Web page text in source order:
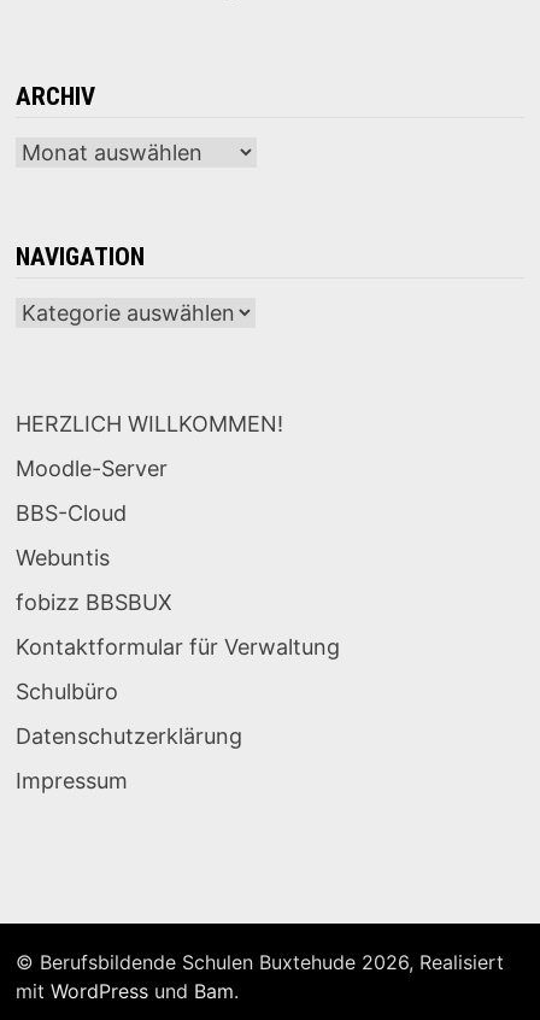
ARCHIV
Archiv
NAVIGATION
Navigation
HERZLICH WILLKOMMEN!
Moodle-Server
BBS-Cloud
Webuntis
fobizz BBSBUX
Kontaktformular für Verwaltung
Schulbüro
Datenschutzerklärung
Impressum
© Berufsbildende Schulen Buxtehude 2026, Realisiert
mit WordPressund Bam.